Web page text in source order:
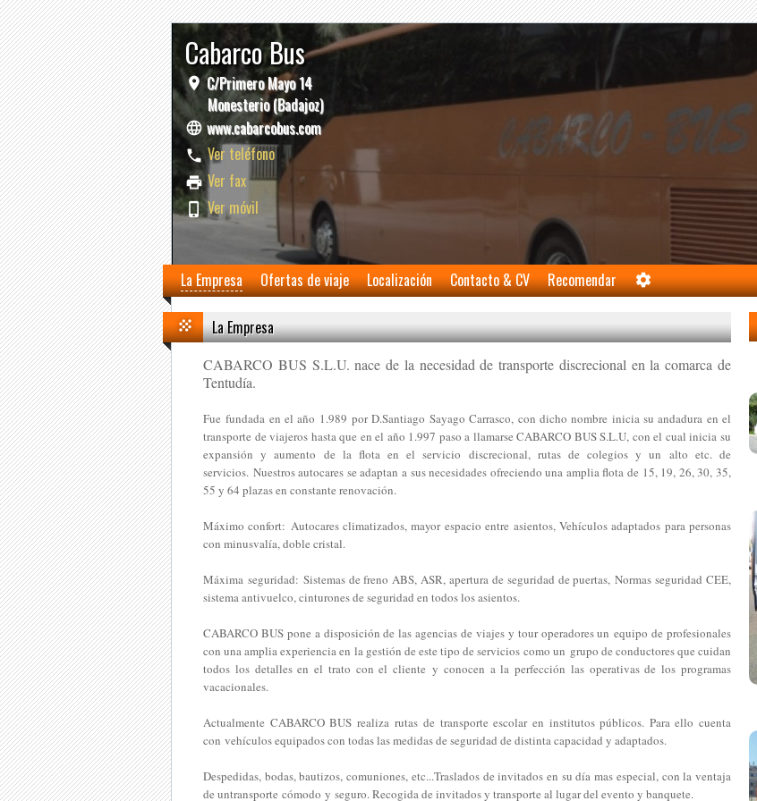
Cabarco Bus
C/Primero Mayo 14
Monesterio (Badajoz)
www.cabarcobus.com
Ver teléfono
Ver fax
Ver móvil
La Empresa Ofertas de viaje Localización Contacto & CV Recomendar
La Empresa
CABARCO BUS S.L.U. nace de la necesidad de transporte discrecional en la comarca de
Tentudía.
Fue fundada en el año 1.989 por D.Santiago Sayago Carrasco, con dicho nombre inicia su andadura en el
transporte de viajeros hasta que en el año 1.997 paso a llamarse CABARCO BUS S.L.U, con el cual inicia su
expansión y aumento de la flota en el servicio discrecional, rutas de colegios y un alto etc. de
servicios. Nuestros autocares se adaptan a sus necesidades ofreciendo una amplia flota de 15, 19, 26, 30, 35,
55 y 64 plazas en constante renovación.
Máximo confort: Autocares climatizados, mayor espacio entre asientos, Vehículos adaptados para personas
con minusvalía, doble cristal.
Máxima seguridad: Sistemas de freno ABS, ASR, apertura de seguridad de puertas, Normas seguridad CEE,
sistema antivuelco, cinturones de seguridad en todos los asientos.
CABARCO BUS pone a disposición de las agencias de viajes y tour operadores un equipo de profesionales
con una amplia experiencia en la gestión de este tipo de servicios como un grupo de conductores que cuidan
todos los detalles en el trato con el cliente y conocen a la perfección las operativas de los programas
vacacionales.
Actualmente CABARCO BUS realiza rutas de transporte escolar en institutos públicos. Para ello cuenta
con vehículos equipados con todas las medidas de seguridad de distinta capacidad y adaptados.
Despedidas, bodas, bautizos, comuniones, etc...Traslados de invitados en su día mas especial, con la ventaja
de untransporte cómodo y seguro. Recogida de invitados y transporte al lugar del evento y banquete.